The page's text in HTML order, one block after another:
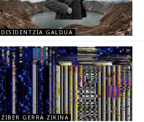
DISIDENTZIA GALDUA
ZIBER GERRA ZIKINA